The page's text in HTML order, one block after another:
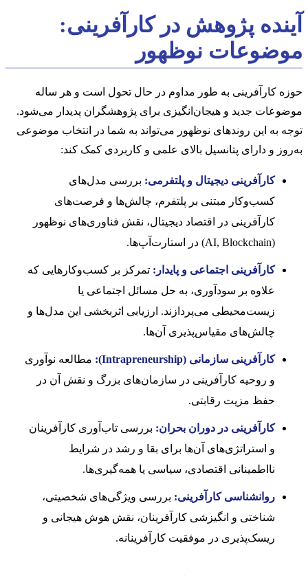
آینده پژوهش در کارآفرینی:
موضوعات نوظهور
حوزه کارآفرینی به طور مداوم در حال تحول است و هر ساله
موضوعات جدید و هیجان‌انگیزی برای پژوهشگران پدیدار می‌شود.
توجه به این روندهای نوظهور می‌تواند به شما در انتخاب موضوعی
به‌روز و دارای پتانسیل بالای علمی و کاربردی کمک کند:
کارآفرینی دیجیتال و پلتفرمی: بررسی مدل‌های
کسب‌وکار مبتنی بر پلتفرم، چالش‌ها و فرصت‌های
کارآفرینی در اقتصاد دیجیتال، نقش فناوری‌های نوظهور
(AI, Blockchain) در استارت‌آپ‌ها.
کارآفرینی اجتماعی و پایدار: تمرکز بر کسب‌وکارهایی که
علاوه بر سودآوری، به حل مسائل اجتماعی یا
زیست‌محیطی می‌پردازند. ارزیابی اثربخشی این مدل‌ها و
چالش‌های مقیاس‌پذیری آن‌ها.
کارآفرینی سازمانی (Intrapreneurship):
مطالعه نوآوری
و روحیه کارآفرینی در سازمان‌های بزرگ و نقش آن در
حفظ مزیت رقابتی.
کارآفرینی در دوران بحران: بررسی تاب‌آوری کارآفرینان
و استراتژی‌های آن‌ها برای بقا و رشد در شرایط
نااطمینانی اقتصادی، سیاسی یا همه‌گیری‌ها.
روانشناسی کارآفرینی: بررسی ویژگی‌های شخصیتی،
شناختی و انگیزشی کارآفرینان، نقش هوش هیجانی و
ریسک‌پذیری در موفقیت کارآفرینانه.